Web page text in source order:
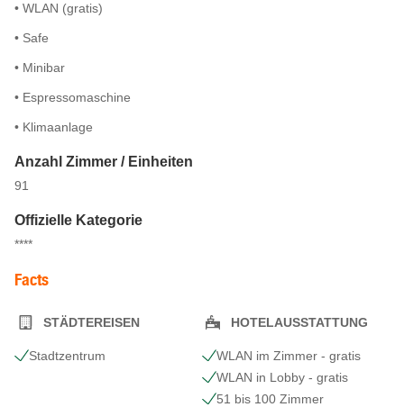
• WLAN (gratis)
• Safe
• Minibar
• Espressomaschine
• Klimaanlage
Anzahl Zimmer / Einheiten
91
Offizielle Kategorie
****
Facts
STÄDTEREISEN
Stadtzentrum
HOTELAUSSTATTUNG
WLAN im Zimmer - gratis
WLAN in Lobby - gratis
51 bis 100 Zimmer